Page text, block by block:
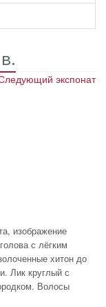
экспонат
изображение
с лёгким
хитон до
Лик круглый с
Волосы